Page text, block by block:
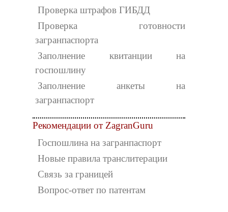
Проверка штрафов ГИБДД
Проверка готовности
загранпаспорта
Заполнение квитанции на
госпошлину
Заполнение анкеты на
загранпаспорт
Рекомендации от ZagranGuru
Госпошлина на загранпаспорт
Новые правила транслитерации
Связь за границей
Вопрос-ответ по патентам